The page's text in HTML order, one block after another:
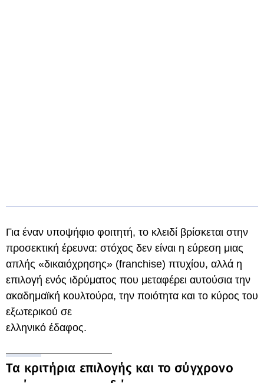
Για έναν υποψήφιο φοιτητή, το κλειδί βρίσκεται στην
προσεκτική έρευνα: στόχος δεν είναι η εύρεση μιας
απλής «δικαιόχρησης» (franchise) πτυχίου, αλλά η
επιλογή ενός ιδρύματος που μεταφέρει αυτούσια την
ακαδημαϊκή κουλτούρα, την ποιότητα και το κύρος του
εξωτερικού σε
ελληνικό έδαφος.
Τα κριτήρια επιλογής και το σύγχρονο